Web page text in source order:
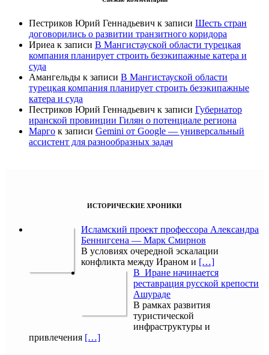
Пестриков Юрий Геннадьевич к записи Шесть стран
договорились о развитии транзитного коридора
Ириеа к записи В Мангистауской области турецкая
компания планирует строить безэкипажные катера и
суда
Амангельды к записи В Мангистауской области
турецкая компания планирует строить безэкипажные
катера и суда
Пестриков Юрий Геннадьевич к записи Губернатор
иранской провинции Гилян о потенциале региона
Марго к записи Gemini от Google — универсальный
ассистент для разнообразных задач
ИСТОРИЧЕСКИЕ ХРОНИКИ
Исламский проект профессора Александра
Беннигсена — Марк Смирнов
В условиях очередной эскалации
конфликта между Ираном и […]
В Иране начинается
реставрация русской крепости
Ашураде
В рамках развития
туристической
инфраструктуры и
привлечения […]